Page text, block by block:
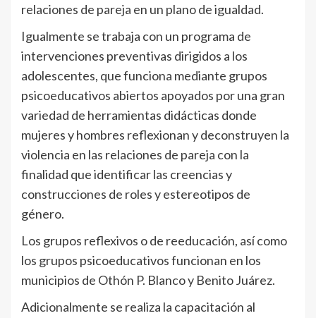
relaciones de pareja en un plano de igualdad.
Igualmente se trabaja con un programa de
intervenciones preventivas dirigidos a los
adolescentes, que funciona mediante grupos
psicoeducativos abiertos apoyados por una gran
variedad de herramientas didácticas donde
mujeres y hombres reflexionan y deconstruyen la
violencia en las relaciones de pareja con la
finalidad que identificar las creencias y
construcciones de roles y estereotipos de
género.
Los grupos reflexivos o de reeducación, así como
los grupos psicoeducativos funcionan en los
municipios de Othón P. Blanco y Benito Juárez.
Adicionalmente se realiza la capacitación al